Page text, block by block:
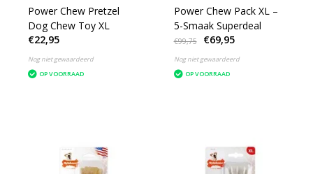
Power Chew Pretzel
Dog Chew Toy XL
€22,95
Nog niet gewaardeerd
OP VOORRAAD
Power Chew Pack XL –
5-Smaak Superdeal
€99,75 €69,95
Nog niet gewaardeerd
OP VOORRAAD